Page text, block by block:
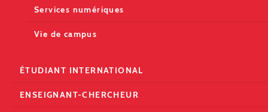
Services numériques
Vie de campus
ÉTUDIANT INTERNATIONAL
ENSEIGNANT-CHERCHEUR